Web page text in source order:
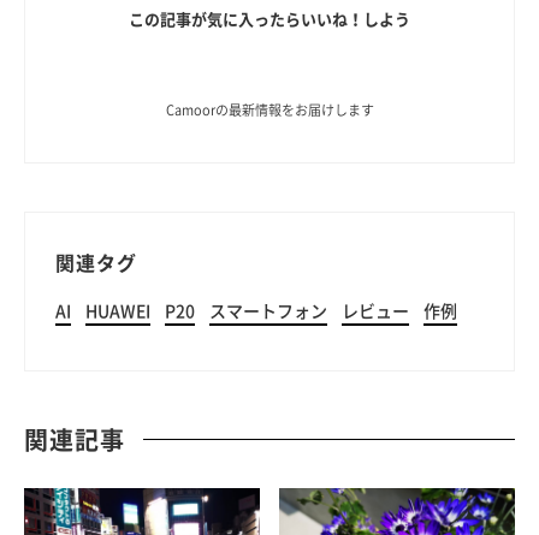
この記事が気に入ったらいいね！しよう
Camoorの最新情報をお届けします
関連タグ
AI HUAWEI P20 スマートフォン レビュー 作例
関連記事